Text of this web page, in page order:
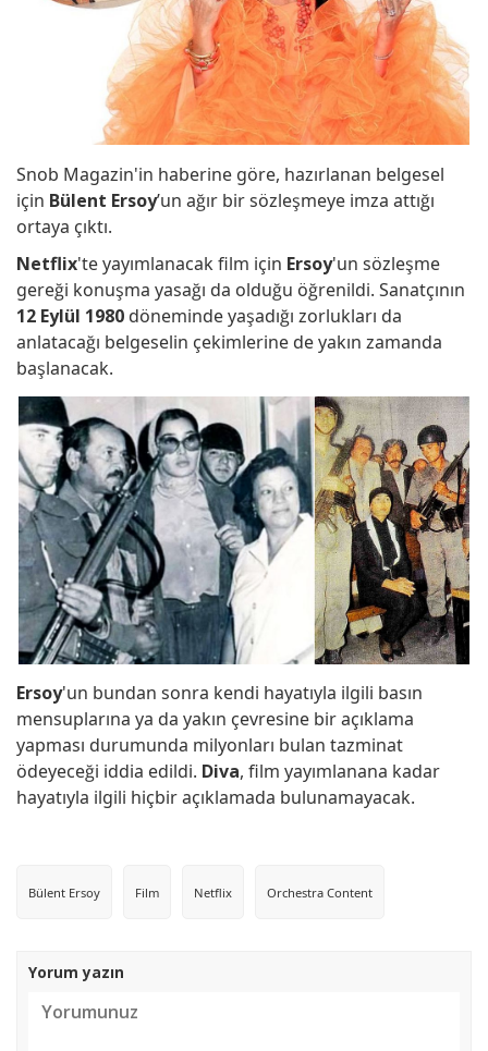
Snob Magazin'in haberine göre, hazırlanan belgesel
için Bülent Ersoy’un ağır bir sözleşmeye imza attığı
ortaya çıktı.
Netflix'te yayımlanacak film için Ersoy'un sözleşme
gereği konuşma yasağı da olduğu öğrenildi. Sanatçının
12 Eylül 1980 döneminde yaşadığı zorlukları da
anlatacağı belgeselin çekimlerine de yakın zamanda
başlanacak.
Ersoy'un bundan sonra kendi hayatıyla ilgili basın
mensuplarına ya da yakın çevresine bir açıklama
yapması durumunda milyonları bulan tazminat
ödeyeceği iddia edildi. Diva, film yayımlanana kadar
hayatıyla ilgili hiçbir açıklamada bulunamayacak.
Bülent Ersoy Film Netflix Orchestra Content
Yorum yazın